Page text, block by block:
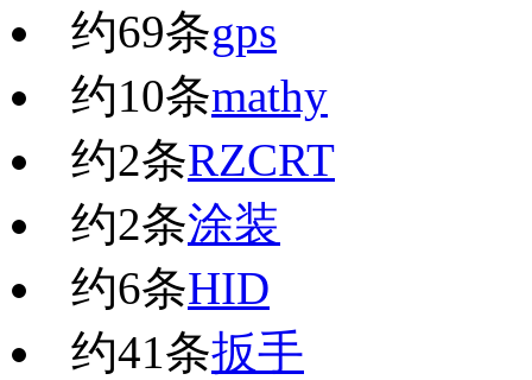
约69条gps
约10条mathy
约2条RZCRT
约2条涂装
约6条HID
约41条扳手